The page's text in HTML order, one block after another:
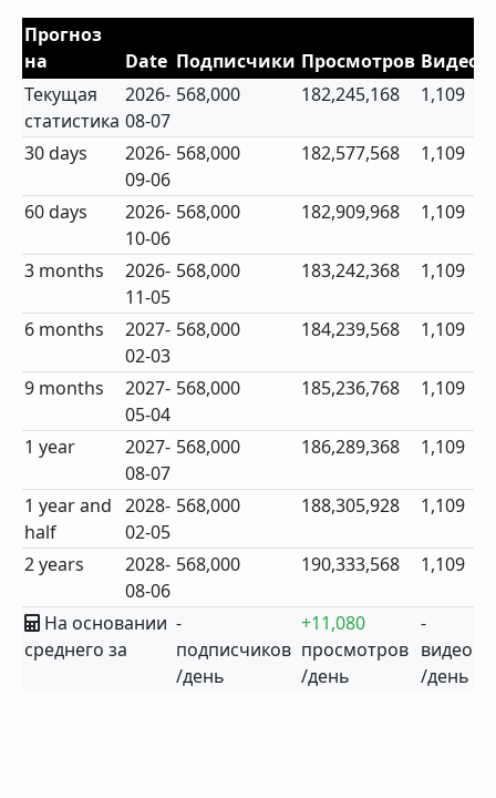
Прогноз
на
Date Подписчики Просмотров Видео
Текущая
статистика
2026-
08-07
568,000 182,245,168 1,109
30 days
2026-
09-06
568,000 182,577,568 1,109
60 days
2026-
10-06
568,000 182,909,968 1,109
3 months
2026-
11-05
568,000 183,242,368 1,109
6 months
2027-
02-03
568,000 184,239,568 1,109
9 months
2027-
05-04
568,000 185,236,768 1,109
1 year
2027-
08-07
568,000 186,289,368 1,109
1 year and
half
2028-
02-05
568,000 188,305,928 1,109
2 years
2028-
08-06
568,000 190,333,568 1,109
На основании
среднего за
-
подписчиков
/день
+11,080
просмотров
/день
-
видео
/день